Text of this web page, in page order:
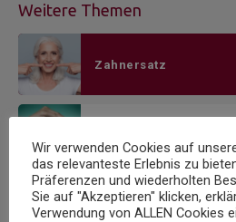
Weitere Themen
Zahnersatz
Kinder­zahnheilkunde
Wir verwenden Cookies auf
das relevanteste Erlebnis zu
Präferenzen und wiederholten
Sie auf "Akzeptieren" klicken,
Verwendung von ALLEN Cookies